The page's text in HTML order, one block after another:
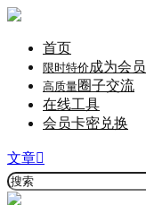
首页
限时特价成为会员
高质量圈子交流
在线工具
会员卡密兑换
文章